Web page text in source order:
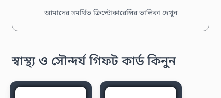
আমাদের সমর্থিত ক্রিপ্টোকারেন্সির তালিকা দেখুন
স্বাস্থ্য ও সৌন্দর্য গিফট কার্ড কিনুন